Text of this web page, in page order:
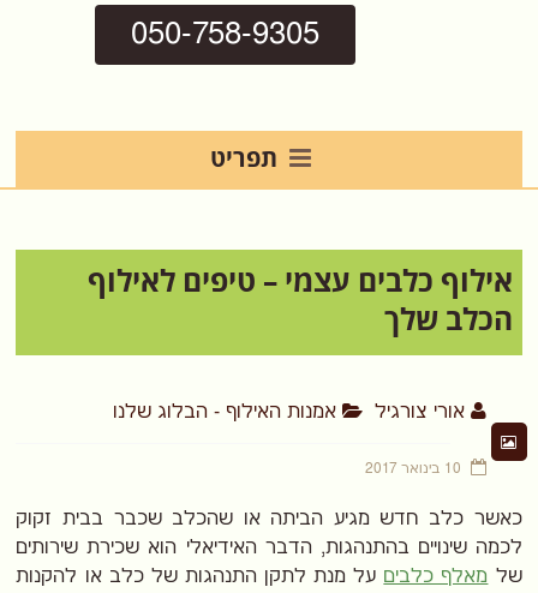
050-758-9305
תפריט
אילוף כלבים עצמי – טיפים לאילוף
הכלב שלך
אורי צורגיל אמנות האילוף - הבלוג שלנו
10 בינואר 2017
כאשר כלב חדש מגיע הביתה או שהכלב שכבר בבית זקוק
לכמה שינויים בהתנהגות, הדבר האידיאלי הוא שכירת שירותים
של מאלף כלבים על מנת לתקן התנהגות של כלב או להקנות